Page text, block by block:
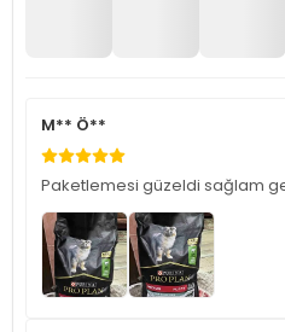
M** Ö**
Paketlemesi güzeldi sağlam